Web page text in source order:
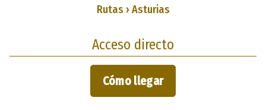
Rutas › Asturias
Acceso directo
Cómo llegar